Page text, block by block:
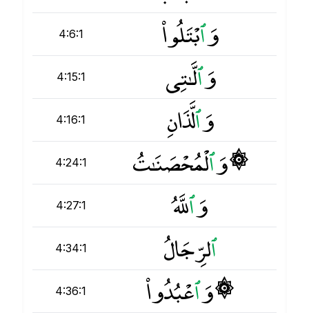
4:6:1 وَٱبْتَلُوا۟
4:15:1 وَٱلَّـٰتِى
4:16:1 وَٱلَّذَانِ
4:24:1 ۞ وَٱلْمُحْصَنَـٰتُ
4:27:1 وَٱللَّهُ
4:34:1 ٱلرِّجَالُ
4:36:1 ۞ وَٱعْبُدُوا۟